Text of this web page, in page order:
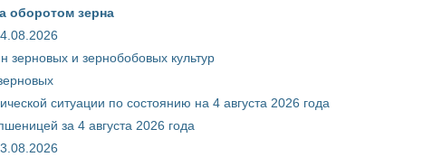
оборотом зерна
и зернобобовых культур
ситуации по состоянию на 4 августа 2026 года
за 4 августа 2026 года